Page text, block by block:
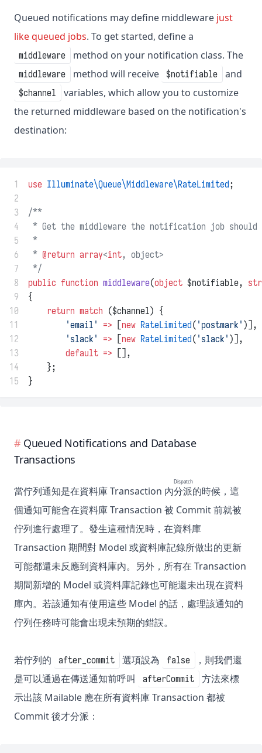
Queued notifications may define middleware just
like queued jobs. To get started, define a
middleware method on your notification class. The
middleware method will receive $notifiable and
$channel
variables, which allow you to customize
the returned middleware based on the notification's
destination:
1 use Illuminate\Queue\Middleware\RateLimited;
2
3
/**
4
* Get the middleware the notification job should
5
*
6
* @return array<int, object>
7
*/
8
public function middleware(object $notifiable,
9
{
10
return match ($channel) {
11
'email' => [new RateLimited( 'postmark' )],
12
'slack' => [new RateLimited( 'slack' )],
13
default => [],
14
    };
15
}
Queued Notifications and Database
Transactions
當佇列通知是在資料庫 Transaction 內分派
Dispatch
的時候，這
個通知可能會在資料庫 Transaction 被 Commit 前就被
佇列進行處理了。發生這種情況時，在資料庫
Transaction 期間對 Model 或資料庫記錄所做出的更新
可能都還未反應到資料庫內。另外，所有在 Transaction
期間新增的 Model 或資料庫記錄也可能還未出現在資料
庫內。若該通知有使用這些 Model 的話，處理該通知的
佇列任務時可能會出現未預期的錯誤。
若佇列的 after_commit 選項設為 false
，則我們還
是可以通過在傳送通知前呼叫
afterCommit
方法來標
示出該 Mailable 應在所有資料庫 Transaction 都被
Commit 後才分派：